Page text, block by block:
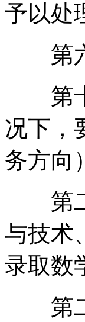
予以处
第六
第十
况下，
务方向
第二
与技术
录取数
第二